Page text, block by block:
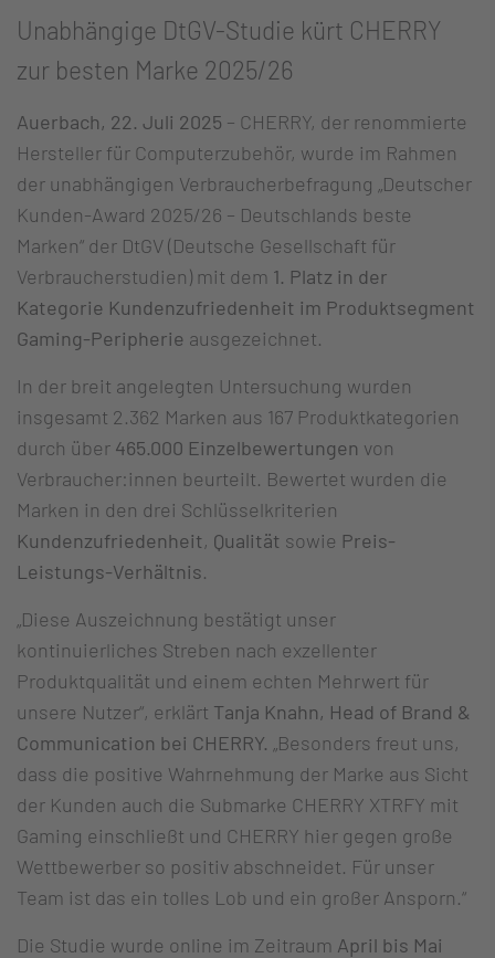
Unabhängige DtGV-Studie kürt CHERRY
zur besten Marke 2025/26
Auerbach, 22. Juli 2025 – CHERRY, der renommierte
Hersteller für Computerzubehör, wurde im Rahmen
der unabhängigen Verbraucherbefragung „Deutscher
Kunden-Award 2025/26 – Deutschlands beste
Marken“ der DtGV (Deutsche Gesellschaft für
Verbraucherstudien) mit dem 1. Platz in der
Kategorie Kundenzufriedenheit im Produktsegment
Gaming-Peripherie ausgezeichnet.
In der breit angelegten Untersuchung wurden
insgesamt 2.362 Marken aus 167 Produktkategorien
durch über 465.000 Einzelbewertungen von
Verbraucher:innen beurteilt. Bewertet wurden die
Marken in den drei Schlüsselkriterien
Kundenzufriedenheit, Qualität sowie Preis-
Leistungs-Verhältnis.
„Diese Auszeichnung bestätigt unser
kontinuierliches Streben nach exzellenter
Produktqualität und einem echten Mehrwert für
unsere Nutzer“, erklärt Tanja Knahn, Head of Brand &
Communication bei CHERRY. „Besonders freut uns,
dass die positive Wahrnehmung der Marke aus Sicht
der Kunden auch die Submarke CHERRY XTRFY mit
Gaming einschließt und CHERRY hier gegen große
Wettbewerber so positiv abschneidet. Für unser
Team ist das ein tolles Lob und ein großer Ansporn.“
Die Studie wurde online im Zeitraum April bis Mai